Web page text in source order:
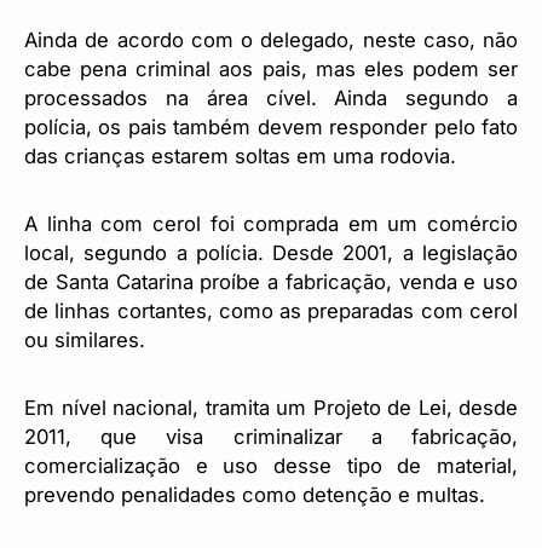
Ainda de acordo com o delegado, neste caso, não
cabe pena criminal aos pais, mas eles podem ser
processados na área cível. Ainda segundo a
polícia, os pais também devem responder pelo fato
das crianças estarem soltas em uma rodovia.
A linha com cerol foi comprada em um comércio
local, segundo a polícia. Desde 2001, a legislação
de Santa Catarina proíbe a fabricação, venda e uso
de linhas cortantes, como as preparadas com cerol
ou similares.
Em nível nacional, tramita um Projeto de Lei, desde
2011, que visa criminalizar a fabricação,
comercialização e uso desse tipo de material,
prevendo penalidades como detenção e multas.